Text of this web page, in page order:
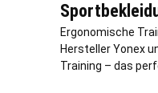
Ergonomische
Hersteller Yonex
Training – das